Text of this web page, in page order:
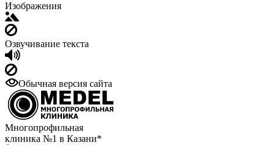
Изображения
Озвучивание текста
Обычная версия сайта
Многопрофильная
клиника №1 в Казани*